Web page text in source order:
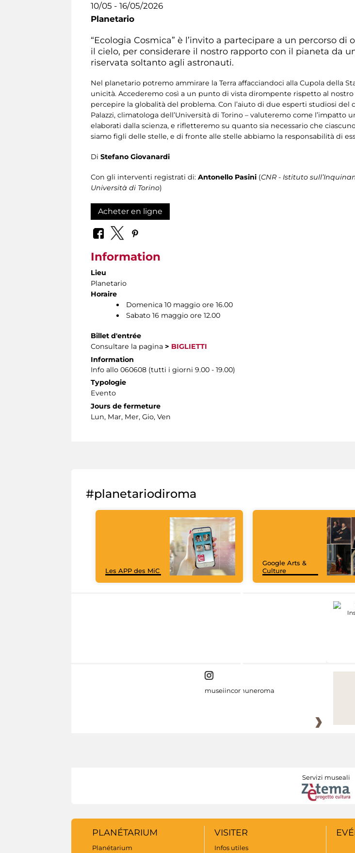
10/05 - 16/05/2026
Planetario
“Ecologia Cosmica” è l’invito a partecipare a un percorso di
il cielo, per considerare il nostro rapporto con il pianeta da
riservata soltanto agli astronauti.
Nel planetario potremo ammirare la Terra affacciandoci alla Cupola della
unicità. Accederemo così a un punto di vista dirompente rispetto al
percepire la globalità del problema. Con l’aiuto di due esperti studiosi del
Palazzi, climatologa dell’Università di Torino – valuteremo come
elaborati dalla scienza, e rifletteremo su quanto sia necessario che
siamo figli delle stelle, e di fronte alle stelle abbiamo la responsabilità di
Di Stefano Giovanardi
Con gli interventi registrati di: Antonello Pasini (CNR - Istituto
Università di Torino)
Acheter en ligne
Information
Lieu
Planetario
Horaire
Domenica 10 maggio ore 16.00
Sabato 16 maggio ore 12.00
Billet d'entrée
Consultare la pagina > BIGLIETTI
Information
Info allo 060608 (tutti i giorni 9.00 - 19.00)
Typologie
Evento
Jours de fermeture
Lun, Mar, Mer, Gio, Ven
#planetariodiroma
Les APP des MiC
Google Arts &
Culture
museiincomuneroma
Servizi museali
PLANÉTARIUM
Planétarium
VISITER
Infos utiles